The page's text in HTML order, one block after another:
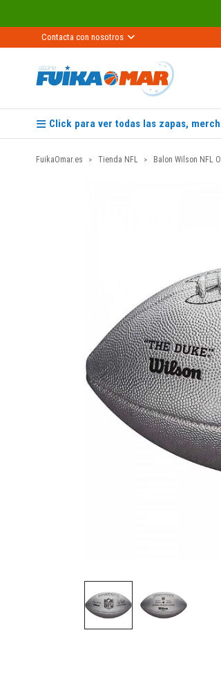
Contacta con nosotros
Click para ver todas las zapas,
FuikaOmar.es Tienda NFL Balon Wilson NFL